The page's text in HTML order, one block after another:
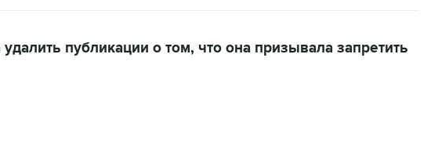
публикации о том, что она призывала запретить